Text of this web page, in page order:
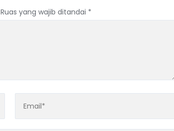
Ruas yang wajib ditandai *